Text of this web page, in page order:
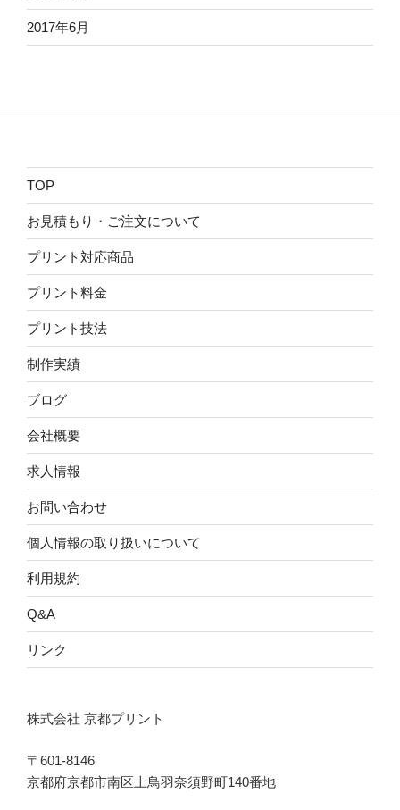
2017年6月
TOP
お見積もり・ご注文について
プリント対応商品
プリント料金
プリント技法
制作実績
ブログ
会社概要
求人情報
お問い合わせ
個人情報の取り扱いについて
利用規約
Q&A
リンク
株式会社 京都プリント
〒601-8146
京都府京都市南区上鳥羽奈須野町140番地